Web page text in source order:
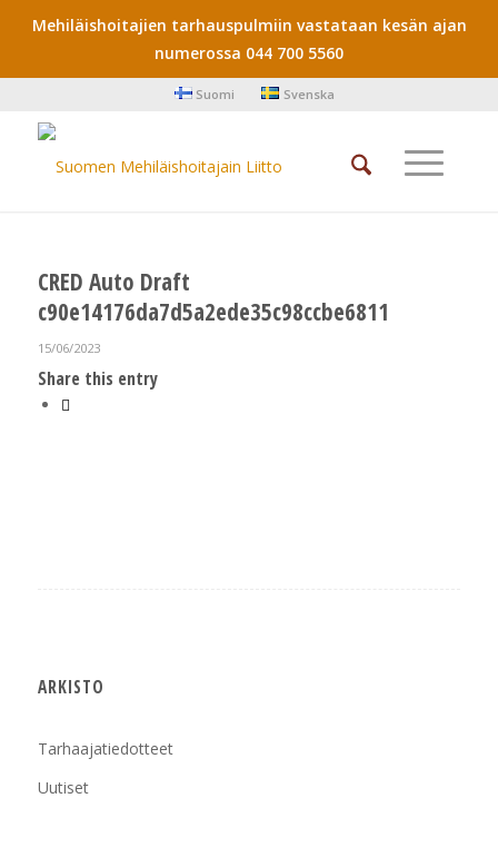
Mehiläishoitajien tarhauspulmiin vastataan kesän ajan
numerossa 044 700 5560
Suomi Svenska
CRED Auto Draft
c90e14176da7d5a2ede35c98ccbe6811
15/06/2023
Share this entry
ARKISTO
Tarhaajatiedotteet
Uutiset